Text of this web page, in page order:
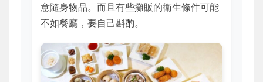
意隨身物品。而且有些攤販的衛生條件可能
不如餐廳，要自己斟酌。